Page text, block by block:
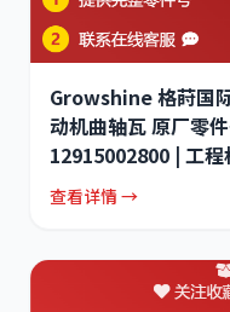
Growshine 格莳国
动机曲轴瓦 原厂零
12915002800 | 工
查看详情 →